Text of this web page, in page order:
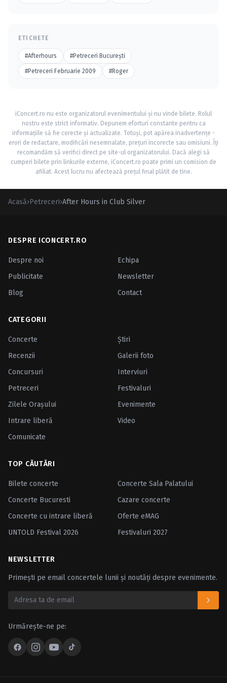
ETICHETE
#Afterhours #Petreceri Bucureşti
#Petreceri Februarie 2009 #Roger
iConcert.ro nu este organizatorul evenimentului și nu vinde bilete. Rolul
nostru este strict informativ. Depunem eforturi constante pentru ca
informațiile să fie corecte și actualizate. Totuși, pot apărea inadvertențe -
erori de redactare, modificări nesemnalate, prețuri incorecte sau omisiuni. Îți
recomandăm să verifici direct pe site-ul organizatorului. Dacă alegi să
cumperi bilete prin linkurile externe, iConcert.ro poate primi un comision de
afiliat. Acest lucru nu afectează prețul final plătit de tine.
Acasă›Petreceri›After Hours in Club Silver
DESPRE ICONCERT.RO
Despre noi
Echipa
Publicitate
Newsletter
Blog
Contact
CATEGORII
Concerte
Ştiri
Recenzii
Galerii foto
Concursuri
Interviuri
Petreceri
Festivaluri
Zilele Oraşului
Evenimente
Intrare liberă
Video
Comunicate
TOP CĂUTĂRI
Bilete concerte
Concerte Sala Palatului
Concerte Bucuresti
Cazare concerte
Concerte cu intrare liberă
Oferte eMAG
UNTOLD Festival 2026
Festivaluri 2027
NEWSLETTER
Primești pe email concertele lunii și noutăți despre evenimente.
Urmărește-ne pe: